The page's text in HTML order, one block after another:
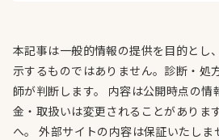
本記事は一般的情報の提供を目的とし
示するものではありません。診断・処
師が判断します。 内容は公開時点の情
金・取扱いは変更されることがありま
へ。 外部サイトの内容は保証いたし